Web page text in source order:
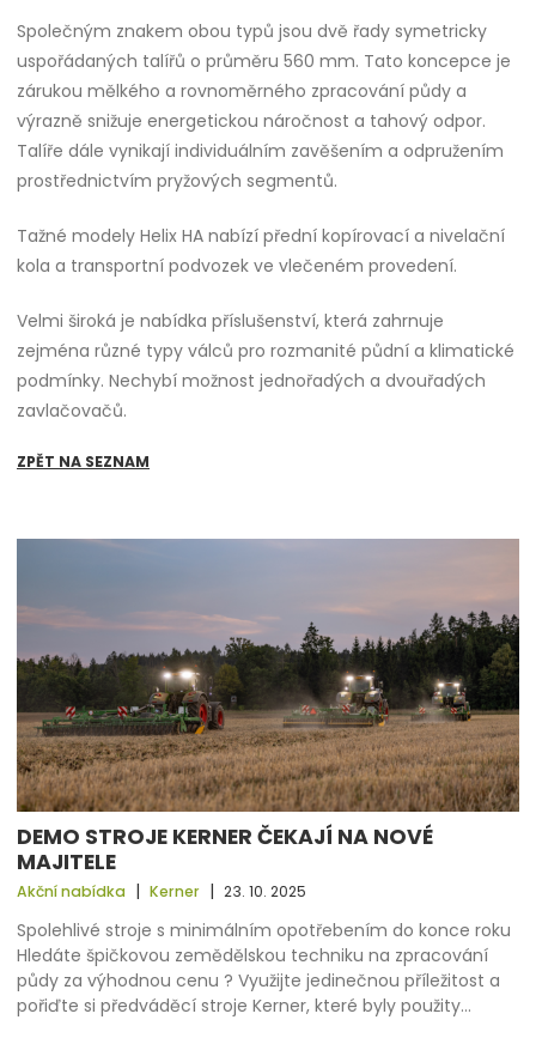
Společným znakem obou typů jsou dvě řady symetricky
uspořádaných talířů o průměru 560 mm. Tato koncepce je
zárukou mělkého a rovnoměrného zpracování půdy a
výrazně snižuje energetickou náročnost a tahový odpor.
Talíře dále vynikají individuálním zavěšením a odpružením
prostřednictvím pryžových segmentů.
Tažné modely Helix HA nabízí přední kopírovací a nivelační
kola a transportní podvozek ve vlečeném provedení.
Velmi široká je nabídka příslušenství, která zahrnuje
zejména různé typy válců pro rozmanité půdní a klimatické
podmínky. Nechybí možnost jednořadých a dvouřadých
zavlačovačů.
ZPĚT NA SEZNAM
DEMO STROJE KERNER ČEKAJÍ NA NOVÉ
MAJITELE
Akční nabídka | Kerner | 23. 10. 2025
Spolehlivé stroje s minimálním opotřebením do konce roku
Hledáte špičkovou zemědělskou techniku na zpracování
půdy za výhodnou cenu ? Využijte jedinečnou příležitost a
pořiďte si předváděcí stroje Kerner, které byly použity…